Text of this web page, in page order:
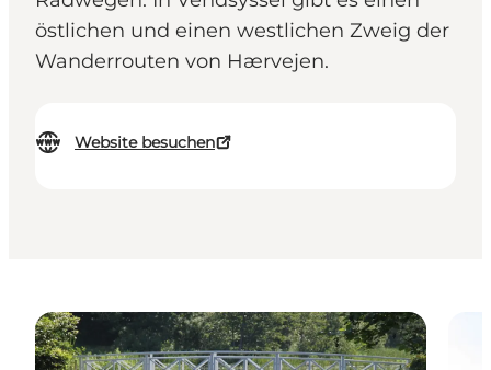
östlichen und einen westlichen Zweig der
Wanderrouten von Hærvejen.
Website besuchen